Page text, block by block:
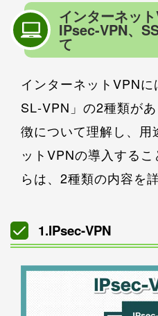
インターネッ
IPsec-VPN、
て
インターネットVPN
SL‐VPN」の2種類が
徴について理解し、用
ットVPNの導入する
らは、2種類の内容を
1.IPsec-VPN